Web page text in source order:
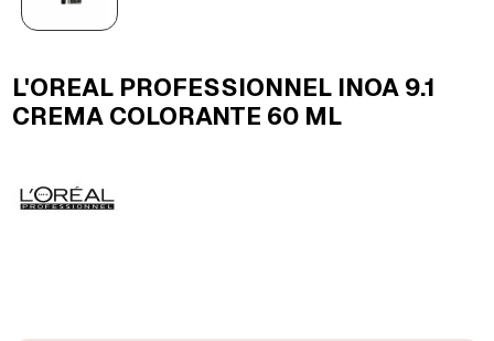
L'OREAL PROFESSIONNEL INOA 9.1
CREMA COLORANTE 60 ML